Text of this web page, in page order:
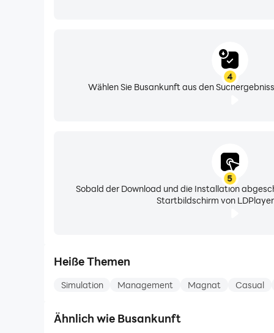
4
Wählen Sie Busankunft aus den
5
Sobald der Download und die Installation
Startbildschirm von
Heiße Themen
Simulation Management Magnat Casual
Ähnlich wie Busankunft